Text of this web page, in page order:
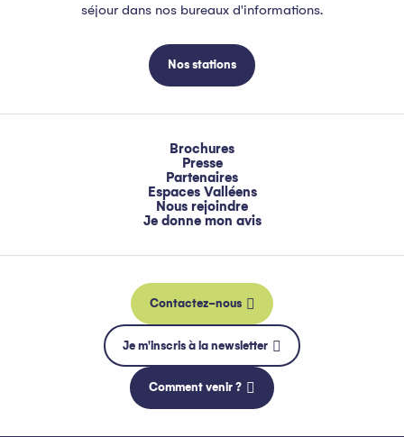
séjour dans nos bureaux d'informations.
Nos stations
Brochures
Presse
Partenaires
Espaces Valléens
Nous rejoindre
Je donne mon avis
Contactez-nous
Je m'inscris à la newsletter
Comment venir ?